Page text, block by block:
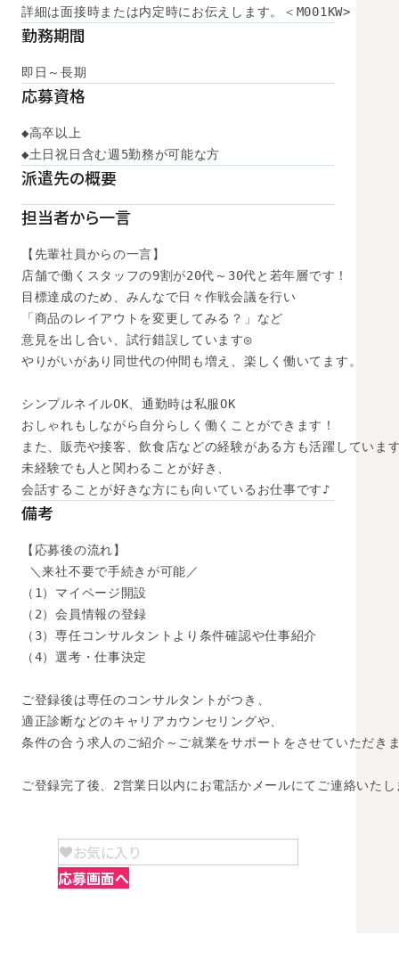
詳細は面接時または内定時にお伝えします。＜M001KW>
勤務期間
即日～長期
応募資格
◆高卒以上
◆土日祝日含む週5勤務が可能な方
派遣先の概要
担当者から一言
【先輩社員からの一言】
店舗で働くスタッフの9割が20代～30代と若年層です！
目標達成のため、みんなで日々作戦会議を行い
「商品のレイアウトを変更してみる？」など
意見を出し合い、試行錯誤しています◎
やりがいがあり同世代の仲間も増え、楽しく働いてます。
シンプルネイルOK、通勤時は私服OK
おしゃれもしながら自分らしく働くことができます！
また、販売や接客、飲食店などの経験がある方も活躍していま
未経験でも人と関わることが好き、
会話することが好きな方にも向いているお仕事です♪
備考
【応募後の流れ】
＼来社不要で手続きが可能／
（1）マイページ開設
（2）会員情報の登録
（3）専任コンサルタントより条件確認や仕事紹介
（4）選考・仕事決定
ご登録後は専任のコンサルタントがつき、
適正診断などのキャリアカウンセリングや、
条件の合う求人のご紹介～ご就業をサポートをさせていただき
ご登録完了後、2営業日以内にお電話かメールにてご連絡いたし
お気に入り
応募画面へ